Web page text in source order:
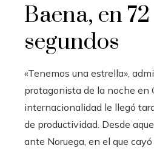
Baena, en 72
segundos
«Tenemos una estrella»,
protagonista de la noche en
internacionalidad le llegó
de productividad. Desde
ante Noruega, en el que